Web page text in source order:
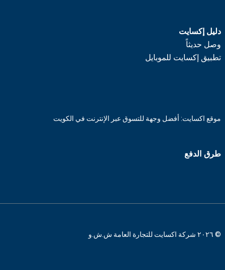
دليل إكسايت
وصل حديثاً
تطبيق إكسايت للموبايل
موقع اكسايت: أفضل وجهة للتسوق عبر الإنترنت في الكويت
طرق الدفع
© ٢٠٢٦ شركة اكسايت للتجارة العامة ش.ش.و